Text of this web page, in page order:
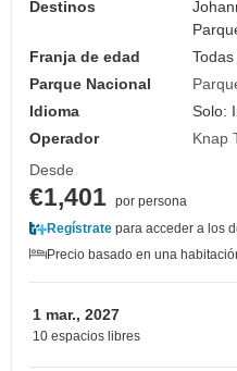
Destinos
Franja de edad
Parque Nacional
Idioma
Solo:
Operador
Knap
Desde
€1,401 por persona
Regístrate para acceder a los
Precio basado en una
1 mar., 2027
10 espacios libres